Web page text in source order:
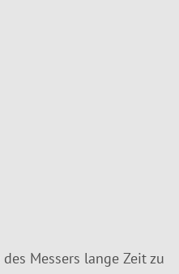
Messers lange Zeit zu